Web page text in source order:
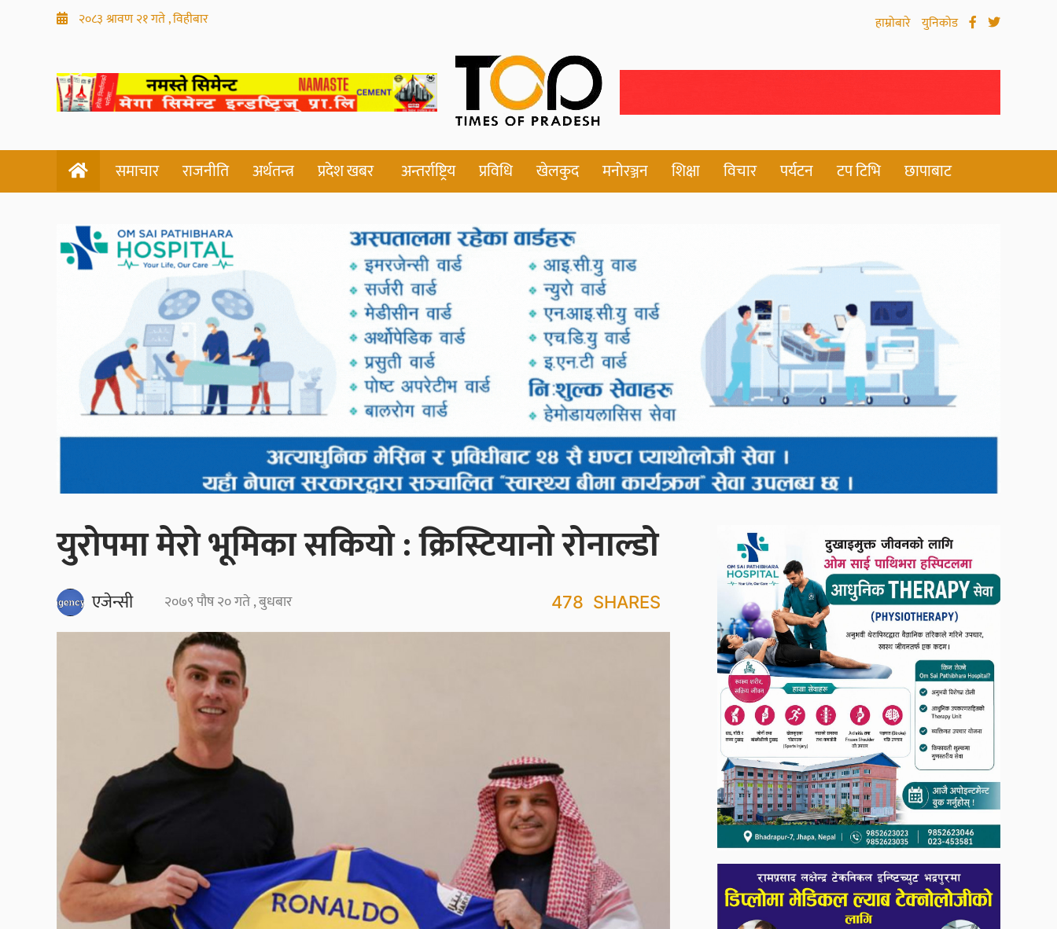
२०८३ श्रावण २१ गते , विहीबार हाम्रोबारे युनिकोड
समाचार राजनीति अर्थतन्त्र प्रदेश खबर अन्तर्राष्ट्रिय प्रविधि खेलकुद मनोरञ्जन शिक्षा विचार पर्यटन टप टिभि छापाबाट
युरोपमा मेरो भूमिका सकियो : क्रिस्टियानो रोनाल्डो
एजेन्सी २०७९ पौष २० गते , बुधबार 478 SHARES